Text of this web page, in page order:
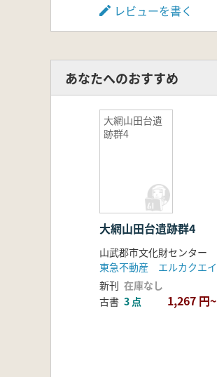
レビューを書く
あなたへのおすすめ
大網山田台遺
跡群4
大網山田台遺跡群4
山武郡市文化財センター
東急不動産 エルカクエイ
新刊 在庫なし
古書 3 点 1,267 円~